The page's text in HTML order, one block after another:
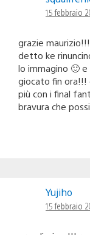
15 febbraio
grazie
detto ke
lo immagino 🙂
giocato fin ora!!!
più con i final
bravura che
Yujiho
15 febbraio